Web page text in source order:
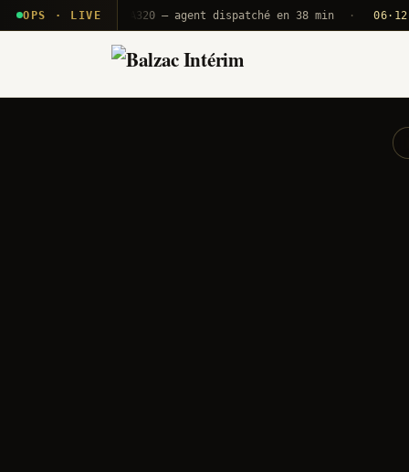
OPS · LIVE
T2E · B71 Push A320 — agent dispatché en 38 min · 06·12 UTC